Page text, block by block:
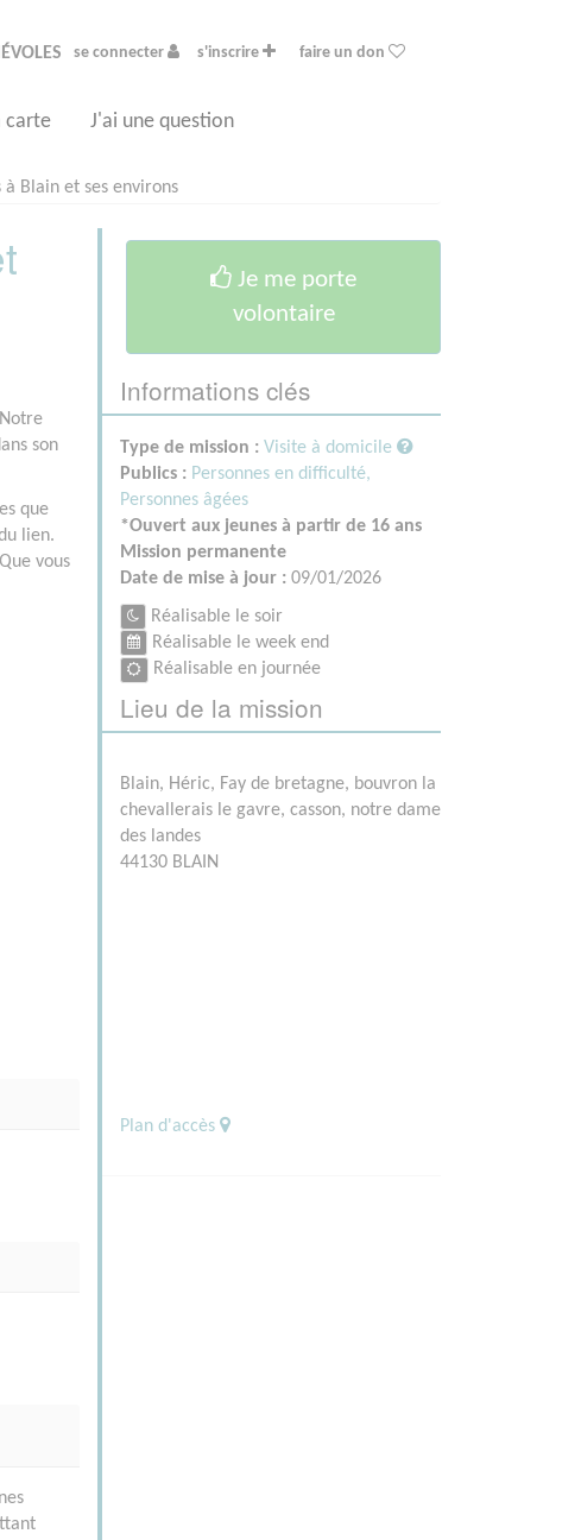
se connecter s'inscrire faire un don
carte J'ai une question
Blain et ses environs
son
que
lien.
vous
Je me porte
volontaire
Informations clés
Type de mission : Visite à domicile
Publics : Personnes en difficulté,
Personnes âgées
*Ouvert aux jeunes à partir de 16 ans
Mission permanente
Date de mise à jour : 09/01/2026
Réalisable le soir
Réalisable le week end
Réalisable en journée
Lieu de la mission
Blain, Héric, Fay de bretagne, bouvron la
chevallerais le gavre, casson, notre dame
des landes
44130 BLAIN
Plan d'accès